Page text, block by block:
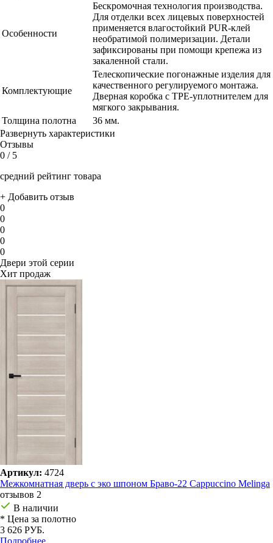
Особенности
Бескромочная технология производства.
Для отделки всех лицевых поверхностей
применяется влагостойкий PUR-клей
необратимой полимеризации. Детали
зафиксированы при помощи крепежа из
закаленной стали.
Комплектующие
Телескопические погонажные изделия для
качественного регулируемого монтажа.
Дверная коробка с TPE-уплотнителем для
мягкого закрывания.
Толщина полотна
36 мм.
Развернуть характеристики
Отзывы
0 / 5
средний рейтинг товара
+ Добавить отзыв
0
0
0
0
0
Двери этой серии
Хит продаж
Артикул: 4724
Межкомнатная дверь с эко шпоном Браво-22 Cappuccino Melinga
отзывов 2
В наличии
* Цена за полотно
3 626 РУБ.